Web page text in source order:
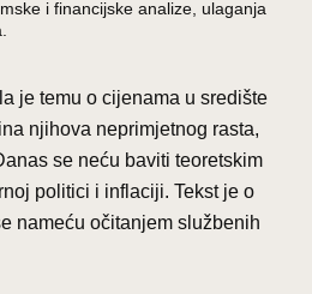
i financijske analize, ulaganja
je temu o cijenama u središte
njihova neprimjetnog rasta,
se neću baviti teoretskim
politici i inflaciji. Tekst je o
nameću očitanjem službenih